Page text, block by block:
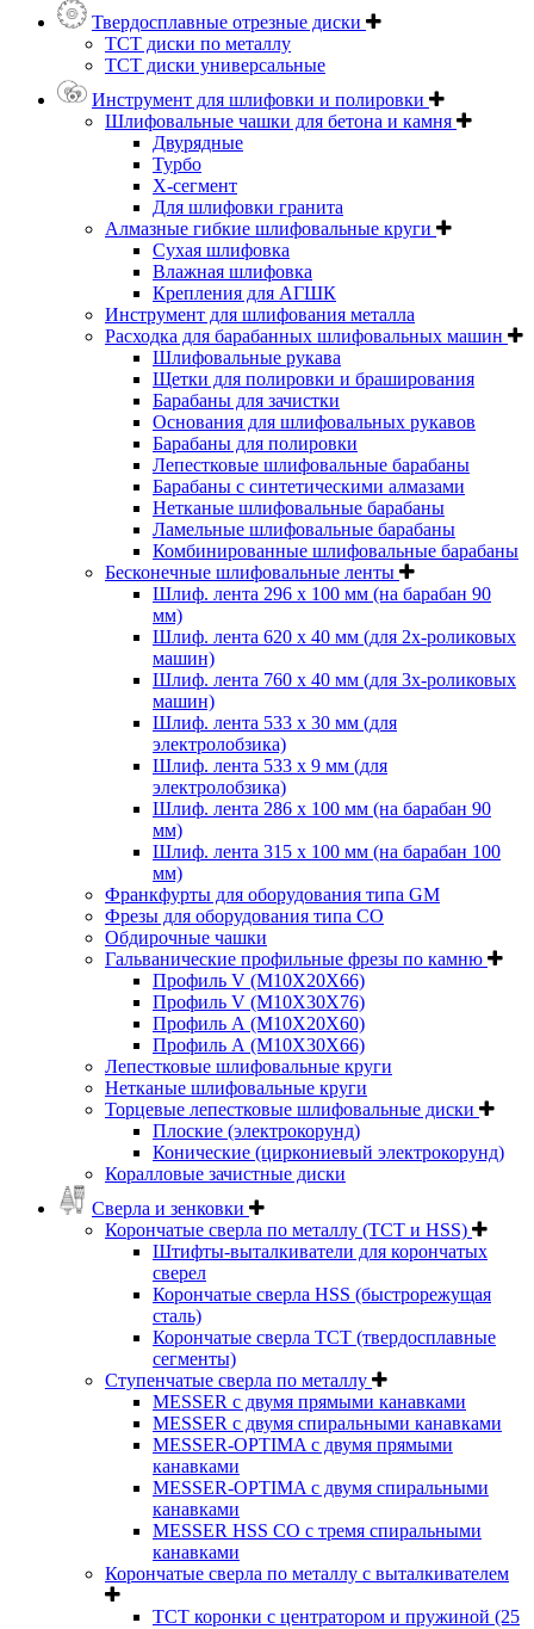
Твердосплавные отрезные диски
ТСТ диски по металлу
ТСТ диски универсальные
Инструмент для шлифовки и полировки
Шлифовальные чашки для бетона и камня
Двурядные
Турбо
Х-сегмент
Для шлифовки гранита
Алмазные гибкие шлифовальные круги
Cухая шлифовка
Влажная шлифовка
Крепления для АГШК
Инструмент для шлифования металла
Расходка для барабанных шлифовальных машин
Шлифовальные рукава
Щетки для полировки и браширования
Барабаны для зачистки
Основания для шлифовальных рукавов
Барабаны для полировки
Лепестковые шлифовальные барабаны
Барабаны с синтетическими алмазами
Нетканые шлифовальные барабаны
Ламельные шлифовальные барабаны
Комбинированные шлифовальные барабаны
Бесконечные шлифовальные ленты
Шлиф. лента 296 х 100 мм (на барабан 90
мм)
Шлиф. лента 620 х 40 мм (для 2х-роликовых
машин)
Шлиф. лента 760 х 40 мм (для 3х-роликовых
машин)
Шлиф. лента 533 х 30 мм (для
электролобзика)
Шлиф. лента 533 х 9 мм (для
электролобзика)
Шлиф. лента 286 х 100 мм (на барабан 90
мм)
Шлиф. лента 315 х 100 мм (на барабан 100
мм)
Франкфурты для оборудования типа GM
Фрезы для оборудования типа СО
Обдирочные чашки
Гальванические профильные фрезы по камню
Профиль V (M10X20X66)
Профиль V (M10X30X76)
Профиль А (М10Х20Х60)
Профиль А (М10Х30Х66)
Лепестковые шлифовальные круги
Нетканые шлифовальные круги
Торцевые лепестковые шлифовальные диски
Плоские (электрокорунд)
Конические (циркониевый электрокорунд)
Коралловые зачистные диски
Сверла и зенковки
Корончатые сверла по металлу (TCT и HSS)
Штифты-выталкиватели для корончатых
сверел
Корончатые сверла HSS (быстрорежущая
сталь)
Корончатые сверла TCT (твердосплавные
сегменты)
Ступенчатые сверла по металлу
MESSER с двумя прямыми канавками
MESSER с двумя спиральными канавками
MESSER-OPTIMA с двумя прямыми
канавками
MESSER-OPTIMA с двумя спиральными
канавками
MESSER HSS CО с тремя спиральными
канавками
Корончатые сверла по металлу c выталкивателем
ТСТ коронки с центратором и пружиной (25